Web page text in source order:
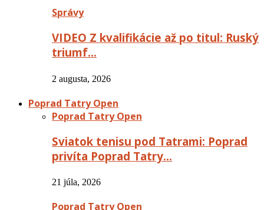
Správy
VIDEO Z kvalifikácie až po titul: Ruský
triumf…
2 augusta, 2026
Poprad Tatry Open
Poprad Tatry Open
Sviatok tenisu pod Tatrami: Poprad
privíta Poprad Tatry…
21 júla, 2026
Poprad Tatry Open